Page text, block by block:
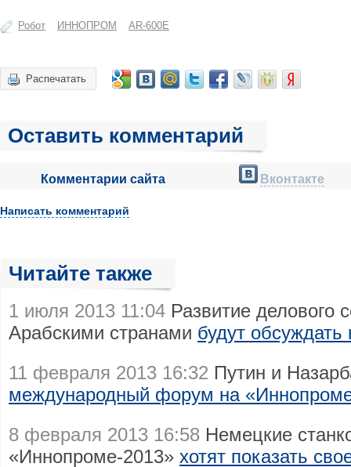
Робот ИННОПРОМ АR-600Е
Распечатать
Оставить комментарий
Комментарии сайта Вконтакте
Написать комментарий
Читайте также
1 июля 2013 11:04 Развитие делового
Арабскими странами будут
11 февраля 2013 16:32 Путин и
международный форум на
8 февраля 2013 16:58 Немецкие
«Иннопроме-2013» хотят показать